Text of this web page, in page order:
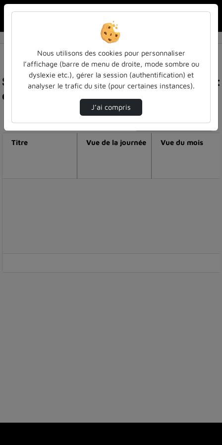
Statistiques de visualisation de la vidéo Needle :
ensemble, tissons un réseau plus humain
Modifier la période de visualisation
Titre Vue de la journée Vue du mois
Nous utilisons des cookies pour personnaliser
l’affichage (barre de menu de droite, mode sombre ou
dyslexie etc.), gérer la session (authentification) et
analyser le trafic du site (pour certaines instances).
J’ai compris